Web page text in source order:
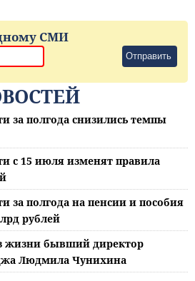
СМИ
Отправить
за полгода снизились темпы
с 15 июля изменят правила
за полгода на пенсии и пособия
рублей
жизни бывший директор
Людмила Чунихина